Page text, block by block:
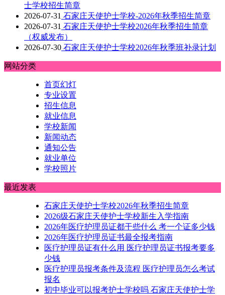
士学校招生简章
2026-07-31 石家庄天使护士学校-2026年秋季招生简章
2026-07-31 石家庄天使护士学校2026年秋季招生简章
（权威发布）
2026-07-30 石家庄天使护士学校2026年秋季班补录计划
网站分类
首页幻灯
专业设置
招生信息
就业信息
学校新闻
新闻动态
通知公告
就业单位
学校照片
最近发表
石家庄天使护士学校2026年秋季招生简章
2026级石家庄天使护士学校新生入学指南
2026年医疗护理员证都干些什么 考一个证多少钱
2026年医疗护理员证书最全报考指南
医疗护理员证有什么用 医疗护理员证书报考要多
少钱
医疗护理员报考条件及流程 医疗护理员怎么考试
报名
初中毕业可以报考护士学校吗 石家庄天使护士学